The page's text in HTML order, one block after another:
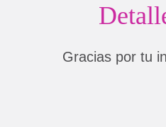
Gracias por tu